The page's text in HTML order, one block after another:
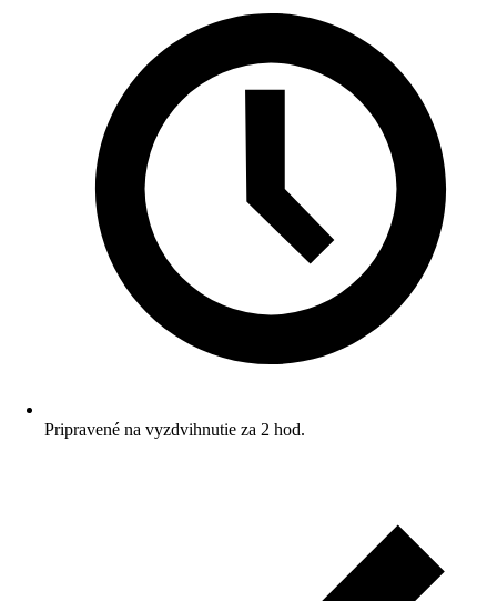
Pripravené na vyzdvihnutie za 2 hod.